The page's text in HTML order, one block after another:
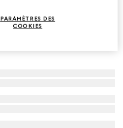
PARAMÈTRES DES
COOKIES